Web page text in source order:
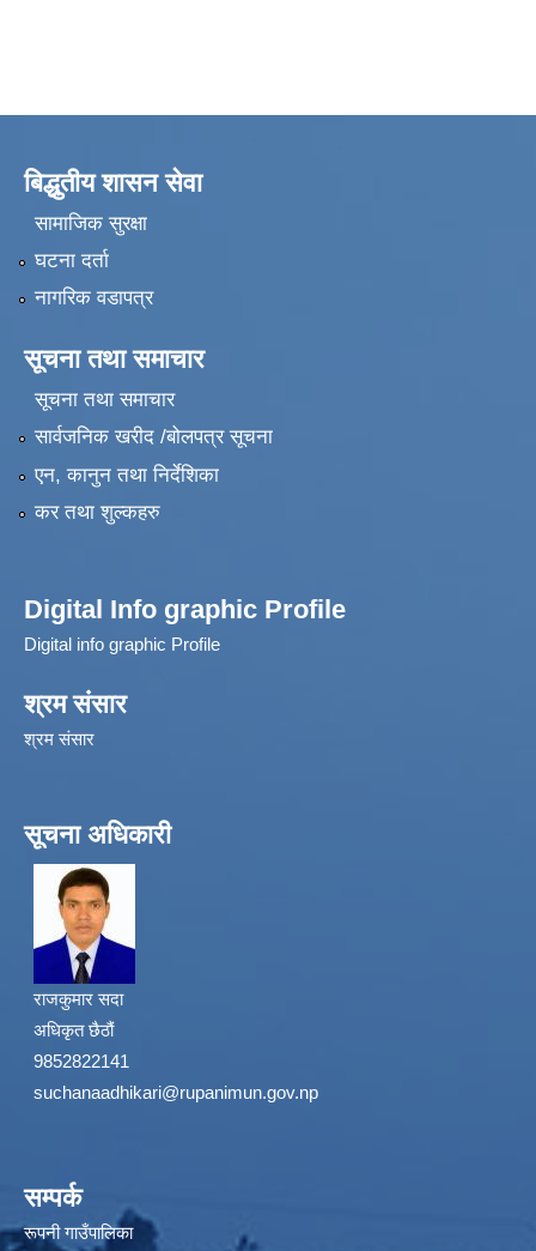
बिद्धुतीय शासन सेवा
सामाजिक सुरक्षा
घटना दर्ता
नागरिक वडापत्र
सूचना तथा समाचार
सूचना तथा समाचार
सार्वजनिक खरीद /बोलपत्र सूचना
एन, कानुन तथा निर्देशिका
कर तथा शुल्कहरु
Digital Info graphic Profile
Digital info graphic Profile
श्रम संसार
श्रम संसार
सूचना अधिकारी
राजकुमार सदा
अधिकृत छैठौं
9852822141
suchanaadhikari@rupanimun.gov.np
सम्पर्क
रूपनी गाउँपालिका